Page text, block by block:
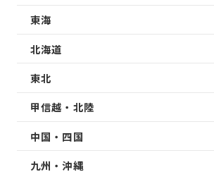
東海
北海道
東北
甲信越・北陸
中国・四国
九州・沖縄